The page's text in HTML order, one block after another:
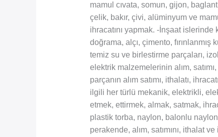
mamul cıvata, somun, gijon,
çelik, bakır, çivi, alüminyum ve
ihracatını yapmak. -İnşaat
doğrama, alçı, çimento,
temiz su ve birlestirme parçaları,
elektrik malzemelerinin alım,
parçanın alım satımı, ithalatı,
ilgili her türlü mekanik, elektrikli,
etmek, ettirmek, almak, satmak,
plastik torba, naylon, balonlu
perakende, alım, satımını, ithalat